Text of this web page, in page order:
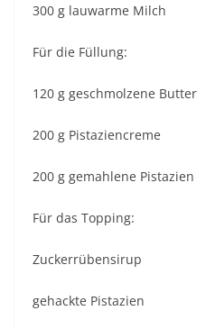
300 g lauwarme Milch
Für die Füllung:
120 g geschmolzene Butter
200 g Pistaziencreme
200 g gemahlene Pistazien
Für das Topping:
Zuckerrübensirup
gehackte Pistazien